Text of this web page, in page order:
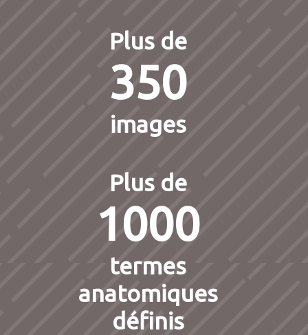
Plus de
350
images
Plus de
1000
termes
anatomiques
définis